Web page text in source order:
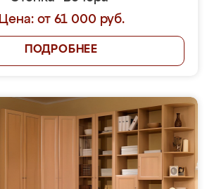
Цена: от 61 000 руб.
ПОДРОБНЕЕ